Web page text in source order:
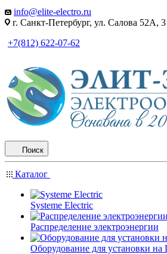
info@elite-electro.ru
г. Санкт-Петербург, ул. Салова 52А,
+7(812) 622-07-62
Поиск
Каталог
Systeme Electric
Распределение электроэнергии
Оборудование для установки на